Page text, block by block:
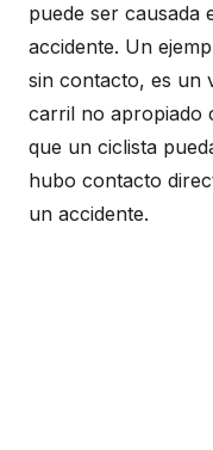
puede ser causada
accidente. Un
sin contacto, es un
carril no apropiado
que un ciclista
hubo contacto
un accidente.